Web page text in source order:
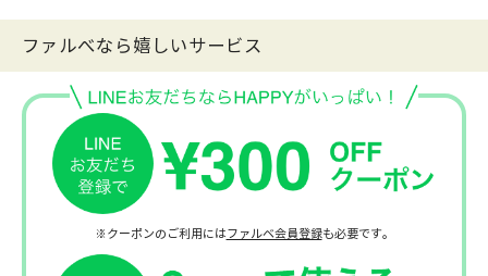
ファルべなら嬉しいサービス
※クーポンのご利用にはファルベ会員登録も必要です。